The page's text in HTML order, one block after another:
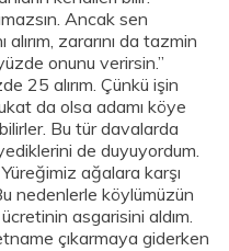
Ancak sen
zararını da tazmin
onunu verirsin.”
25 alırım. Çünkü işin
da olsa adamı köye
Bu tür davalarda
de duyuyordum.
ağalara karşı
nedenlerle köylümüzün
asgarisini aldım.
çıkarmaya giderken